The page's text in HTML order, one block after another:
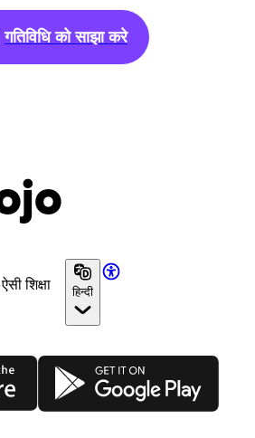
गतिविधि को साझा करे
शिक्षा
हिन्दी
Google Play